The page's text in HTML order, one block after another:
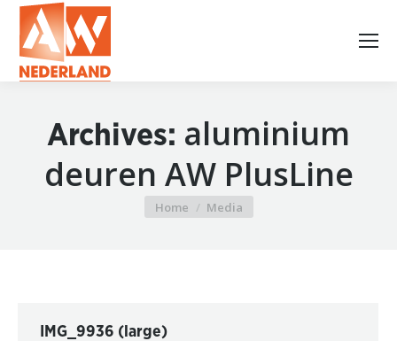
Archives: aluminium
deuren AW PlusLine
Je bent hier:
Home Media
IMG_9936 (large)